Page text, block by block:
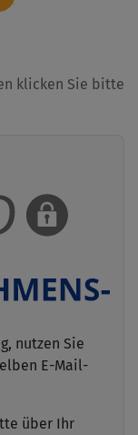
klicken Sie bitte
nutzen Sie
E-Mail-
über Ihr